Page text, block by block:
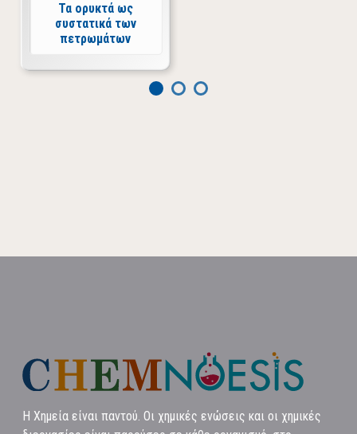
Τα ορυκτά ως
συστατικά των
πετρωμάτων
Η Χημεία είναι παντού. Οι χημικές ενώσεις και οι χημικές